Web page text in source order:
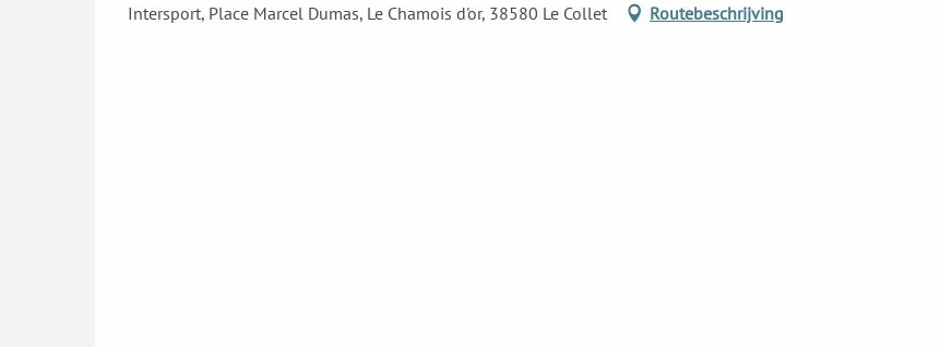
Intersport, Place Marcel Dumas, Le Chamois d'or, 38580 Le Collet Routebeschrijving